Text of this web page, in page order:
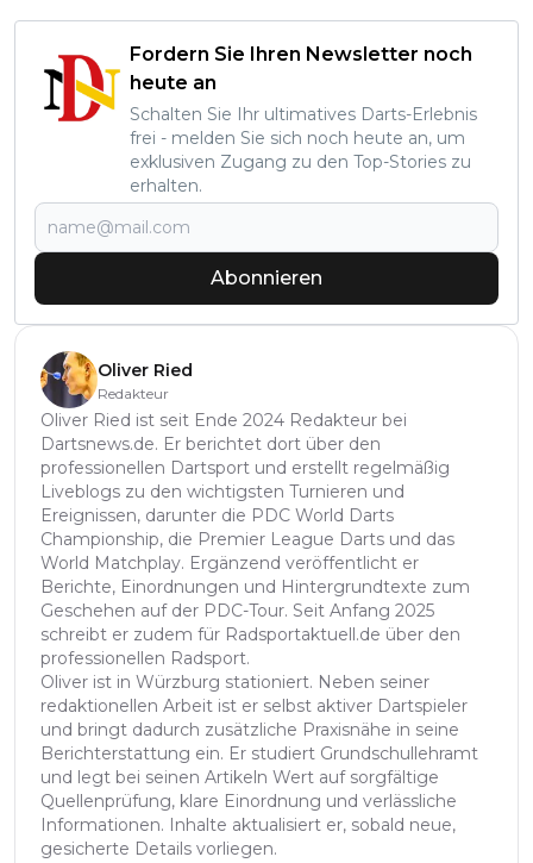
Fordern Sie Ihren Newsletter noch
heute an
Schalten Sie Ihr ultimatives Darts-Erlebnis
frei - melden Sie sich noch heute an, um
exklusiven Zugang zu den Top-Stories zu
erhalten.
Abonnieren
Oliver Ried
Redakteur
Oliver Ried ist seit Ende 2024 Redakteur bei
Dartsnews.de. Er berichtet dort über den
professionellen Dartsport und erstellt regelmäßig
Liveblogs zu den wichtigsten Turnieren und
Ereignissen, darunter die PDC World Darts
Championship, die Premier League Darts und das
World Matchplay. Ergänzend veröffentlicht er
Berichte, Einordnungen und Hintergrundtexte zum
Geschehen auf der PDC-Tour. Seit Anfang 2025
schreibt er zudem für Radsportaktuell.de über den
professionellen Radsport.
Oliver ist in Würzburg stationiert. Neben seiner
redaktionellen Arbeit ist er selbst aktiver Dartspieler
und bringt dadurch zusätzliche Praxisnähe in seine
Berichterstattung ein. Er studiert Grundschullehramt
und legt bei seinen Artikeln Wert auf sorgfältige
Quellenprüfung, klare Einordnung und verlässliche
Informationen. Inhalte aktualisiert er, sobald neue,
gesicherte Details vorliegen.